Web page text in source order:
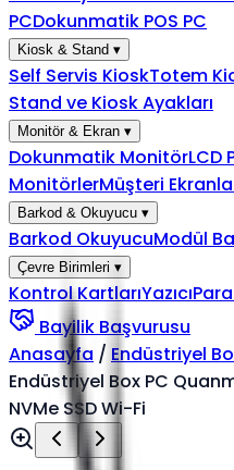
PCDokunmatik POS PC
Kiosk & Stand ▾
Self Servis KioskTotem
Stand ve Kiosk Ayakları
Monitör & Ekran ▾
Dokunmatik MonitörLCD
MonitörlerMüşteri
Barkod & Okuyucu ▾
Barkod OkuyucuModül
Çevre Birimleri ▾
Kontrol KartlarıYazıcı
Bayilik Başvurusu
Anasayfa / Endüstriyel
Endüstriyel Box PC
NVMe SSD Wi-Fi